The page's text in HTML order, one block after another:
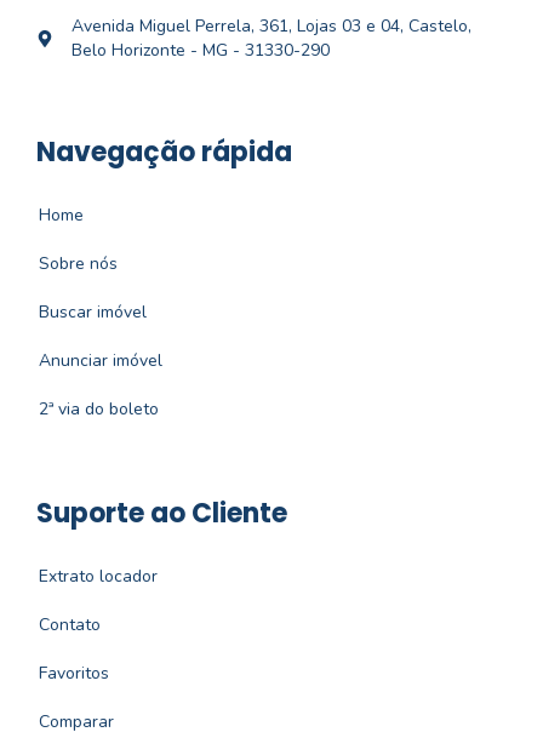
Avenida Miguel Perrela, 361, Lojas 03 e 04, Castelo,
Belo Horizonte - MG - 31330-290
Navegação rápida
Home
Sobre nós
Buscar imóvel
Anunciar imóvel
2ª via do boleto
Suporte ao Cliente
Extrato locador
Contato
Favoritos
Comparar